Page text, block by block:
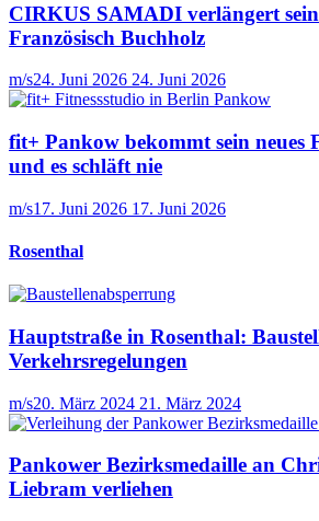
CIRKUS SAMADI verlängert
Französisch Buchholz
m/s24. Juni 2026 24. Juni 2026
fit+ Pankow bekommt sein neues
und es schläft nie
m/s17. Juni 2026 17. Juni 2026
Rosenthal
Hauptstraße in Rosenthal:
Verkehrsregelungen
m/s20. März 2024 21. März 2024
Pankower Bezirksmedaille an
Liebram verliehen